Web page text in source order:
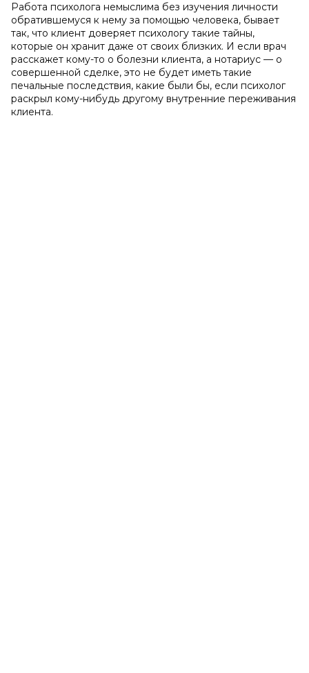
Работа психолога немыслима без изучения личности
обратившемуся к нему за помощью человека, бывает
так, что клиент доверяет психологу такие тайны,
которые он хранит даже от своих близких. И если врач
расскажет кому-то о болезни клиента, а нотариус — о
совершенной сделке, это не будет иметь такие
печальные последствия, какие были бы, если психолог
раскрыл кому-нибудь другому внутренние переживания
клиента.